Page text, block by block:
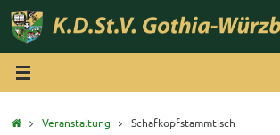
Zum
Inhalt
springen
StartVeranstaltung Schafkopfstammtisch